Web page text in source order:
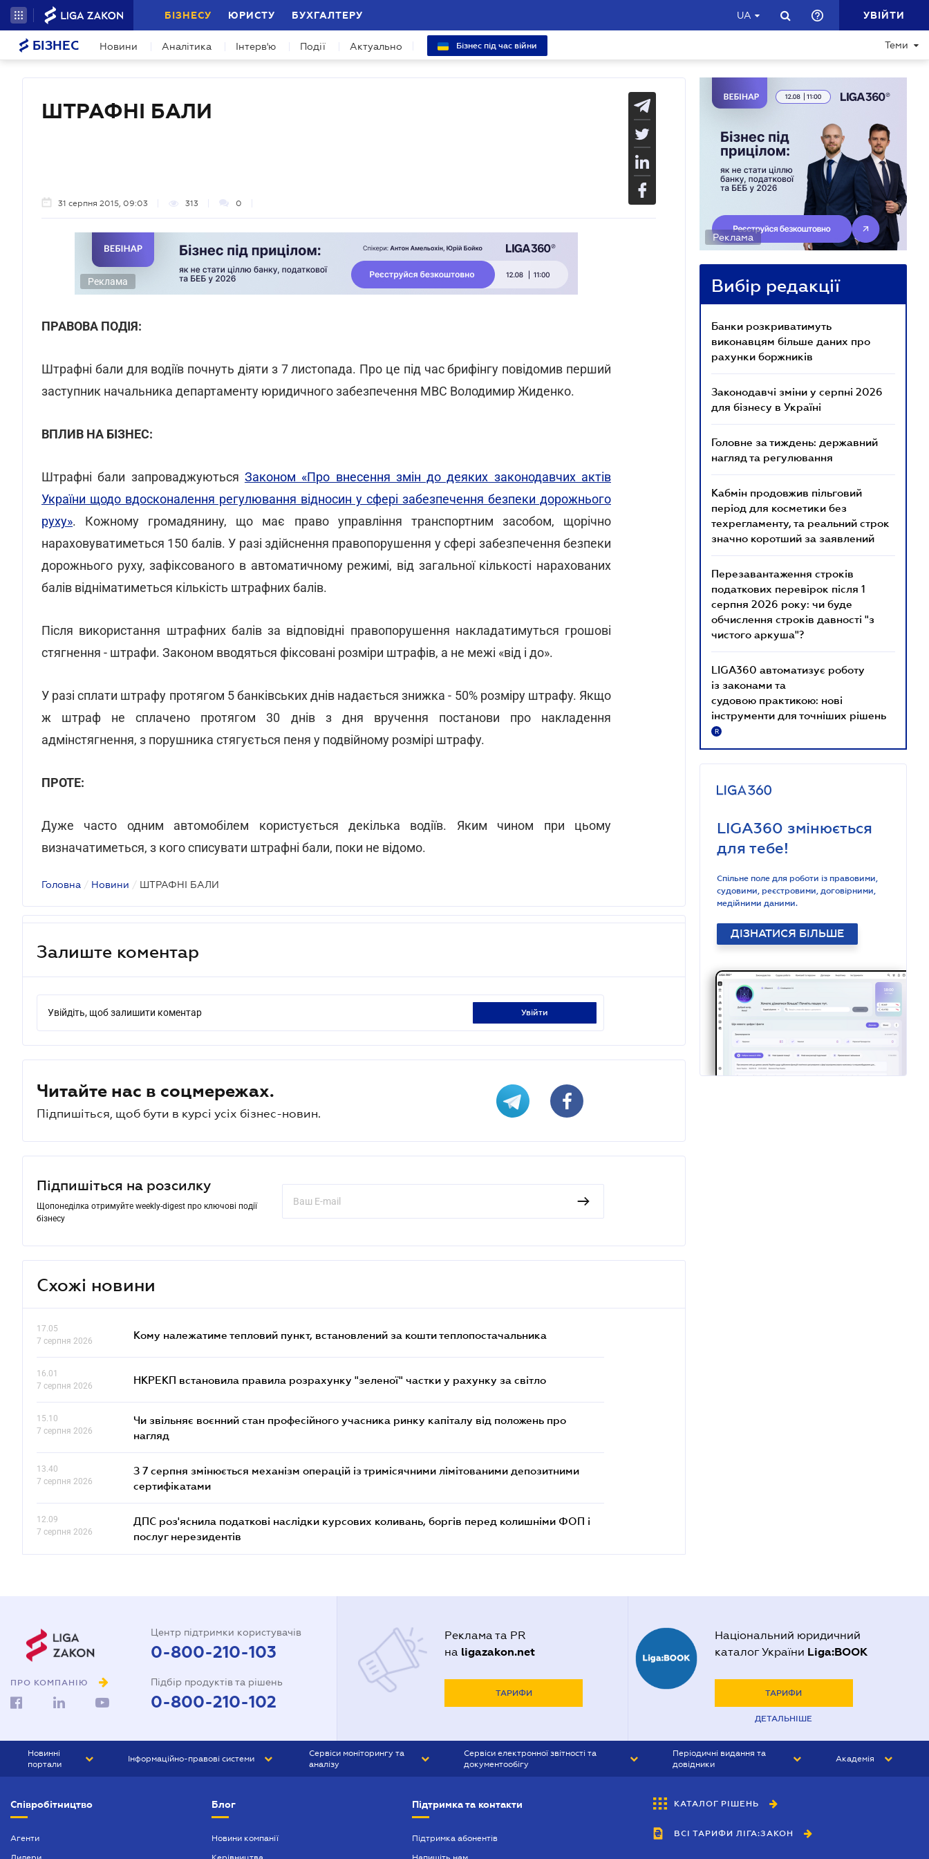
БІЗНЕСУ ЮРИСТУ БУХГАЛТЕРУ UA УВІЙТИ
БІЗНЕС Новини Аналітика Інтерв'ю Події Актуально Бізнес під час війни Теми
ШТРАФНІ БАЛИ
31 серпня 2015, 09:03 313 0
Реклама
ПРАВОВА ПОДІЯ:
Штрафні бали для водіїв почнуть діяти з 7 листопада. Про це під час брифінгу повідомив перший
заступник начальника департаменту юридичного забезпечення МВС Володимир Жиденко.
ВПЛИВ НА БІЗНЕС:
Штрафні бали запроваджуються Законом «Про внесення змін до деяких законодавчих актів
України щодо вдосконалення регулювання відносин у сфері забезпечення безпеки дорожнього
руху». Кожному громадянину, що має право управління транспортним засобом, щорічно
нараховуватиметься 150 балів. У разі здійснення правопорушення у сфері забезпечення безпеки
дорожнього руху, зафіксованого в автоматичному режимі, від загальної кількості нарахованих
балів відніматиметься кількість штрафних балів.
Після використання штрафних балів за відповідні правопорушення накладатимуться грошові
стягнення - штрафи. Законом вводяться фіксовані розміри штрафів, а не межі «від і до».
У разі сплати штрафу протягом 5 банківських днів надається знижка - 50% розміру штрафу. Якщо
ж штраф не сплачено протягом 30 днів з дня вручення постанови про накладення
адмінстягнення, з порушника стягується пеня у подвійному розмірі штрафу.
ПРОТЕ:
Дуже часто одним автомобілем користується декілька водіїв. Яким чином при цьому
визначатиметься, з кого списувати штрафні бали, поки не відомо.
Головна / Новини / ШТРАФНІ БАЛИ
Залиште коментар
Увійдіть, щоб залишити коментар увійти
Читайте нас в соцмережах.
Підпишіться, щоб бути в курсі усіх бізнес-новин.
Підпишіться на розсилку
Щопонеділка отримуйте weekly-digest про ключові події
бізнесу
Схожі новини
17.05
7 серпня 2026
Кому належатиме тепловий пункт, встановлений за кошти теплопостачальника
16.01
7 серпня 2026
НКРЕКП встановила правила розрахунку "зеленої" частки у рахунку за світло
15.10
7 серпня 2026
Чи звільняє воєнний стан професійного учасника ринку капіталу від положень про
нагляд
13.40
7 серпня 2026
З 7 серпня змінюється механізм операцій із тримісячними лімітованими депозитними
сертифікатами
12.09
7 серпня 2026
ДПС роз'яснила податкові наслідки курсових коливань, боргів перед колишніми ФОП і
послуг нерезидентів
Реклама
Вибір редакції
Банки розкриватимуть
виконавцям більше даних про
рахунки боржників
Законодавчі зміни у серпні 2026
для бізнесу в Україні
Головне за тиждень: державний
нагляд та регулювання
Кабмін продовжив пільговий
період для косметики без
техрегламенту, та реальний строк
значно коротший за заявлений
Перезавантаження строків
податкових перевірок після 1
серпня 2026 року: чи буде
обчислення строків давності "з
чистого аркуша"?
LIGA360 автоматизує роботу
із законами та
судовою практикою: нові
інструменти для точніших рішень
R
LIGA360 змінюється
для тебе!
Спільне поле для роботи із правовими,
судовими, реєстровими, договірними,
медійними даними.
ДІЗНАТИСЯ БІЛЬШЕ
ПРО КОМПАНІЮ
Центр підтримки користувачів
0-800-210-103
Підбір продуктів та рішень
0-800-210-102
Реклама та PR
на ligazakon.net
ТАРИФИ
Національний юридичний
каталог України Liga:BOOK
ТАРИФИ
ДЕТАЛЬНІШЕ
Новинні
портали
БІЗНЕС
Інформаційно-правові системи
Сервіси моніторингу та
аналізу
Сервіси електронної звітності та
документообігу
Періодичні видання та
довідники
БУХГАЛТЕР&ЗАКОН
ВІСНИК МСФЗ
Академія
Співробітництво
Агенти
Блог
Новини компанії
Підтримка та контакти
Підтримка абонентів
КАТАЛОГ РІШЕНЬ
ВСІ ТАРИФИ ЛІГА:ЗАКОН